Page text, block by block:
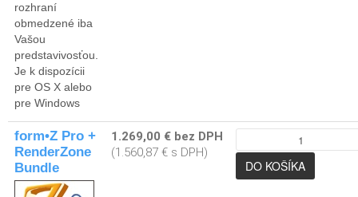
rozhraní
obmedzené iba
Vašou
predstavivosťou.
Je k dispozícii
pre OS X alebo
pre Windows
form•Z Pro +
RenderZone
Bundle
1.269,00 € bez DPH
(1.560,87 € s DPH)